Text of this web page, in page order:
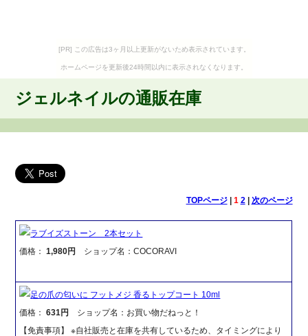
[PR] この広告は3ヶ月以上更新がないため表示されています。
ホームページを更新後24時間以内に表示されなくなります。
ジェルネイルの通販在庫
TOPページ| 1 2| 次のページ
ラブイズストーン 2本セット
価格：1,980円 ショップ名：COCORAVI
足の爪の匂いに フットメジ 香るトップコート 10ml
価格：631円
ショップ名：お買い物だねっと！
【免責事項】 ※自社販売と在庫を共有しているため、タイミングにより